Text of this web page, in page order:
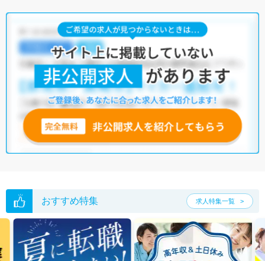
おすすめ特集 求人特集一覧